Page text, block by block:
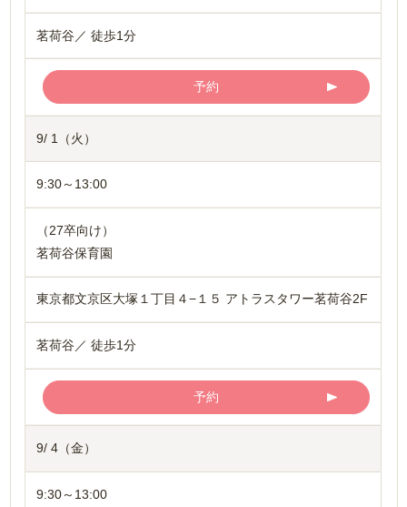
茗荷谷／ 徒歩1分
予約
9/ 1（火）
9:30～13:00
（27卒向け）
茗荷谷保育園
東京都文京区大塚１丁目４−１５ アトラスタワー茗荷谷2F
茗荷谷／ 徒歩1分
予約
9/ 4（金）
9:30～13:00